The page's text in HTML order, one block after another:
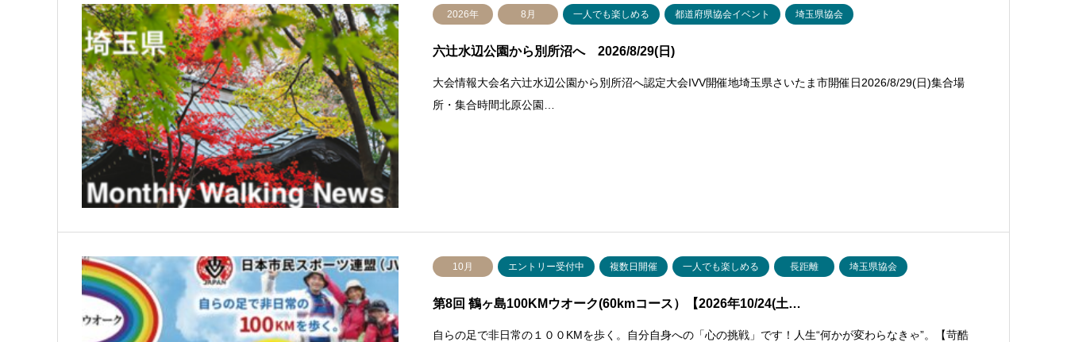
2026年 8月 一人でも楽しめる 都道府県協会イベント 埼玉県協会
六辻水辺公園から別所沼へ 2026/8/29(日)
大会情報大会名六辻水辺公園から別所沼へ認定大会IVV開催地埼玉県さいたま市開催日2026/8/29(日)集合場
所・集合時間北原公園…
10月 エントリー受付中 複数日開催 一人でも楽しめる 長距離 埼玉県協会
第8回 鶴ヶ島100KMウオーク(60kmコース）【2026年10/24(土…
自らの足で非日常の１００KMを歩く。自分自身への「心の挑戦」です！人生“何かが変わらなきゃ”。【苛酷